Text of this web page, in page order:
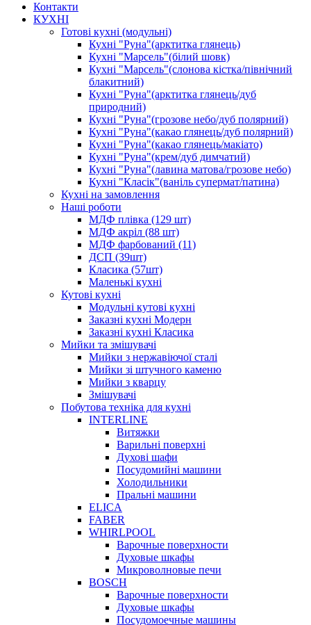
Контакти
КУХНІ
Готові кухні (модульні)
Кухні "Руна"(арктитка глянець)
Кухні "Марсель"(білий шовк)
Кухні "Марсель"(слонова кістка/північний
блакитний)
Кухні "Руна"(арктитка глянець/дуб
природний)
Кухні "Руна"(грозове небо/дуб полярний)
Кухні "Руна"(какао глянець/дуб полярний)
Кухні "Руна"(какао глянець/макіато)
Кухні "Руна"(крем/дуб димчатий)
Кухні "Руна"(лавина матова/грозове небо)
Кухні "Класік"(ваніль супермат/патина)
Кухні на замовлення
Наші роботи
МДФ плівка (129 шт)
МДФ акріл (88 шт)
МДФ фарбований (11)
ДСП (39шт)
Класика (57шт)
Маленькі кухні
Кутові кухні
Модульні кутові кухні
Заказні кухні Модерн
Заказні кухні Класика
Мийки та змішувачі
Мийки з нержавіючої сталі
Мийки зі штучного каменю
Мийки з кварцу
Змішувачі
Побутова техніка для кухні
INTERLINE
Витяжки
Варильні поверхні
Духові шафи
Посудомийні машини
Холодильники
Пральні машини
ELICA
FABER
WHIRLPOOL
Варочные поверхности
Духовые шкафы
Микроволновые печи
BOSCH
Варочные поверхности
Духовые шкафы
Посудомоечные машины